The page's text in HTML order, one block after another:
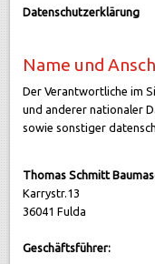
Datenschutzerklärung
Name und
Der Verantwortliche im
und anderer nationaler
sowie sonstiger
Thomas Schmitt
Karrystr.13
36041 Fulda
Geschäftsführer: